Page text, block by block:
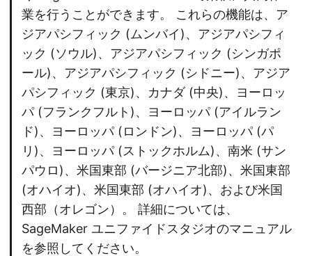
業を行うことができます。 これらの機能は、ア
ジアパシフィック (ムンバイ)、アジアパシフィ
ック (ソウル)、アジアパシフィック (シンガポ
ール)、アジアパシフィック (シドニー)、アジア
パシフィック (東京)、カナダ (中央)、ヨーロッ
パ (フランクフルト)、ヨーロッパ (アイルラン
ド)、ヨーロッパ (ロンドン)、ヨーロッパ (パ
リ)、ヨーロッパ (ストックホルム)、南米 (サン
パウロ)、米国東部 (バージニア北部)、米国東部
(オハイオ)、米国東部 (オハイオ)、および米国
西部（オレゴン）。 詳細については、
SageMaker ユニファイドスタジオのマニュアル
を参照してください。